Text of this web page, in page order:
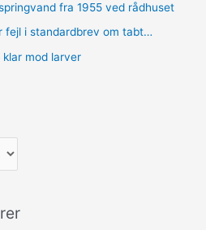
fra 1955 ved rådhuset
fejl i standardbrev om tabt…
mod larver